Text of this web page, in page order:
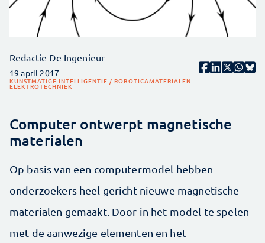
Redactie De Ingenieur
19 april 2017
KUNSTMATIGE INTELLIGENTIE / ROBOTICAMATERIALEN
ELEKTROTECHNIEK
Computer ontwerpt magnetische
materialen
Op basis van een computermodel hebben
onderzoekers heel gericht nieuwe magnetische
materialen gemaakt. Door in het model te spelen
met de aanwezige elementen en het